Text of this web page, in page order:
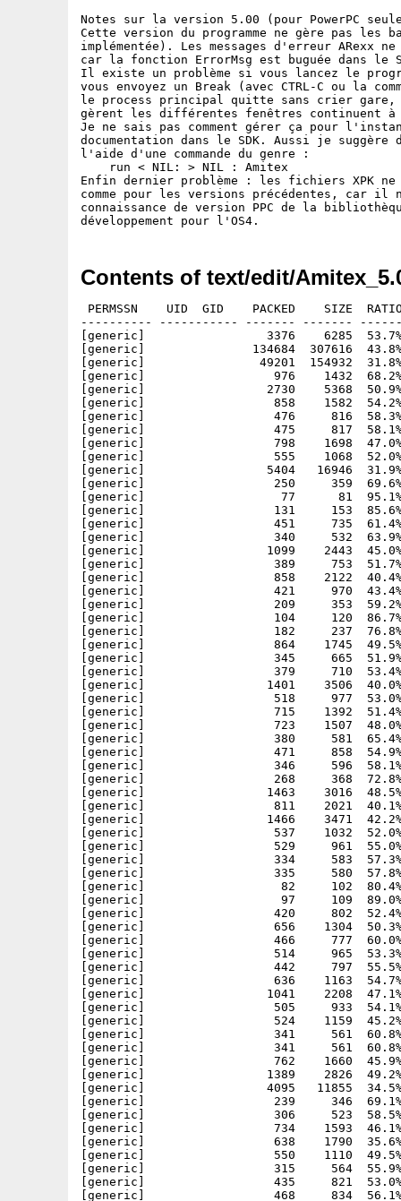
Notes sur la version 5.00 (pour PowerPC
Cette version du programme ne gère pas les
implémentée). Les messages d'erreur ARexx
car la fonction ErrorMsg est buguée dans le
Il existe un problème si vous lancez le
vous envoyez un Break (avec CTRL-C ou la
le process principal quitte sans crier
gèrent les différentes fenêtres continuent
Je ne sais pas comment gérer ça pour
documentation dans le SDK. Aussi je suggère
l'aide d'une commande du genre :
    run < NIL: > NIL : Amitex
Enfin dernier problème : les fichiers XPK ne
comme pour les versions précédentes, car il
connaissance de version PPC de la
Contents of text/edit/
PERMSSN    UID  GID    PACKED    SIZE
---------- ----------- ------- -------
[generic]                 3376    6285  53.7%
[generic]               134684  307616  43.8%
[generic]                49201  154932  31.8%
[generic]                  976    1432  68.2% -
[generic]                 2730    5368  50.9%
[generic]                  858    1582  54.2% -
[generic]                  476     816  58.3% -
[generic]                  475     817  58.1% -
[generic]                  798    1698  47.0% -
[generic]                  555    1068  52.0% -
[generic]                 5404   16946  31.9% -
[generic]                  250     359  69.6% -
[generic]                   77      81  95.1% -
[generic]                  131     153  85.6% -
[generic]                  451     735  61.4% -
[generic]                  340     532  63.9% -
[generic]                 1099    2443  45.0% -
[generic]                  389     753  51.7% -
[generic]                  858    2122  40.4% -
[generic]                  421     970  43.4% -
[generic]                  209     353  59.2% -
[generic]                  104     120  86.7% -
[generic]                  182     237  76.8% -lh5-
[generic]                  864    1745  49.5% -
[generic]                  345     665  51.9% -
[generic]                  379     710  53.4% -
[generic]                 1401    3506  40.0% -
[generic]                  518     977  53.0% -
[generic]                  715    1392  51.4% -
[generic]                  723    1507  48.0% -
[generic]                  380     581  65.4% -
[generic]                  471     858  54.9% -
[generic]                  346     596  58.1% -
[generic]                  268     368  72.8% -
[generic]                 1463    3016  48.5% -
[generic]                  811    2021  40.1% -
[generic]                 1466    3471  42.2% -
[generic]                  537    1032  52.0% -
[generic]                  529     961  55.0% -
[generic]                  334     583  57.3% -
[generic]                  335     580  57.8% -
[generic]                   82     102  80.4% -
[generic]                   97     109  89.0% -
[generic]                  420     802  52.4% -
[generic]                  656    1304  50.3% -
[generic]                  466     777  60.0% -
[generic]                  514     965  53.3% -
[generic]                  442     797  55.5% -
[generic]                  636    1163  54.7% -
[generic]                 1041    2208  47.1% -
[generic]                  505     933  54.1% -
[generic]                  524    1159  45.2% -
[generic]                  341     561  60.8% -
[generic]                  341     561  60.8% -
[generic]                  762    1660  45.9% -
[generic]                 1389    2826  49.2% -
[generic]                 4095   11855  34.5% -
[generic]                  239     346  69.1% -
[generic]                  306     523  58.5% -
[generic]                  734    1593  46.1% -
[generic]                  638    1790  35.6% -
[generic]                  550    1110  49.5% -
[generic]                  315     564  55.9% -
[generic]                  435     821  53.0% -
[generic]                  468     834  56.1% -